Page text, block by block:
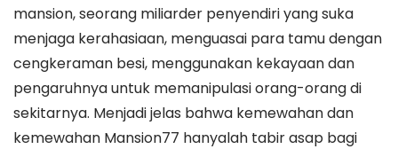
mansion, seorang miliarder penyendiri yang suka
menjaga kerahasiaan, menguasai para tamu dengan
cengkeraman besi, menggunakan kekayaan dan
pengaruhnya untuk memanipulasi orang-orang di
sekitarnya. Menjadi jelas bahwa kemewahan dan
kemewahan Mansion77 hanyalah tabir asap bagi